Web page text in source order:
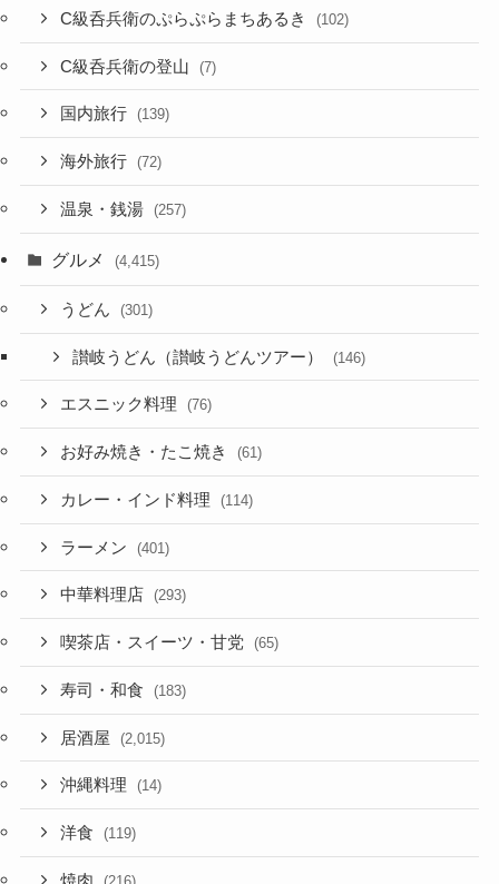
C級呑兵衛のぷらぷらまちあるき (102)
C級呑兵衛の登山 (7)
国内旅行 (139)
海外旅行 (72)
温泉・銭湯 (257)
グルメ (4,415)
うどん (301)
讃岐うどん（讃岐うどんツアー） (146)
エスニック料理 (76)
お好み焼き・たこ焼き (61)
カレー・インド料理 (114)
ラーメン (401)
中華料理店 (293)
喫茶店・スイーツ・甘党 (65)
寿司・和食 (183)
居酒屋 (2,015)
沖縄料理 (14)
洋食 (119)
焼肉